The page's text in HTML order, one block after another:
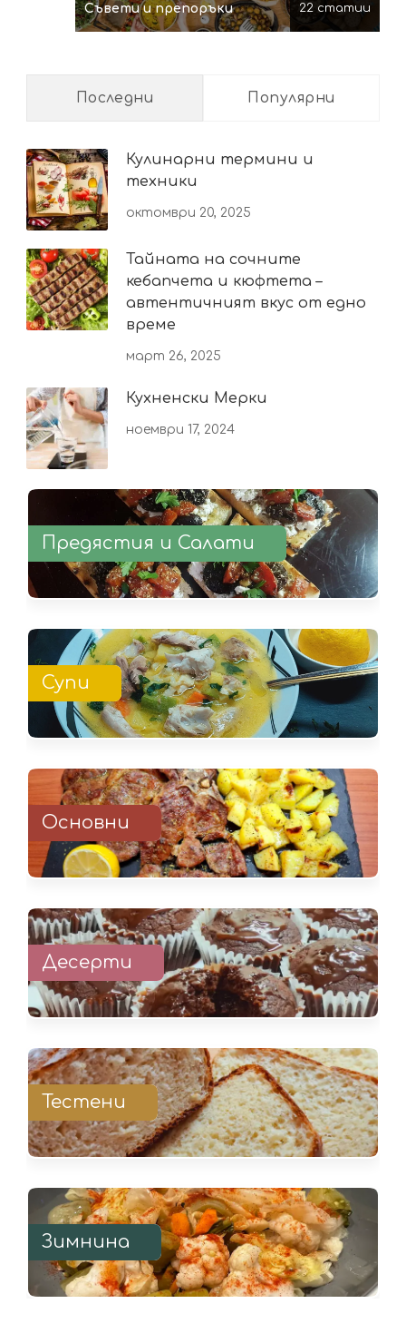
Съвети и препоръки 22 статии
Последни Популярни
Кулинарни термини и
техники
октомври 20, 2025
Тайната на сочните
кебапчета и кюфтета –
автентичният вкус от едно
време
март 26, 2025
Кухненски Мерки
ноември 17, 2024
Предястия и Салати
Супи
Основни
Десерти
Тестени
Зимнина